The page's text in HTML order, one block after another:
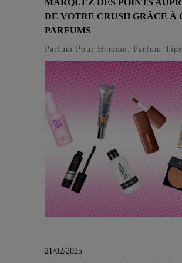
MARQUEZ DES POINTS
DE VOTRE CRUSH GRÂCE À
PARFUMS
Parfum Pour Homme, Parfum Tips
21/02/2025